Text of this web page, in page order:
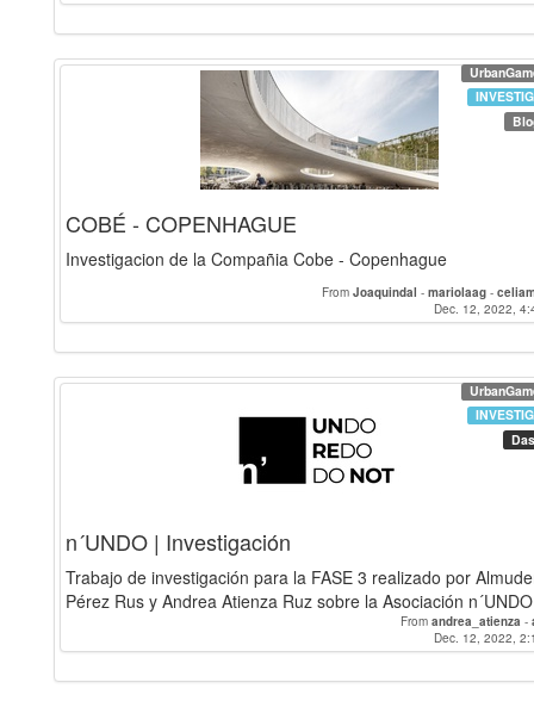
COBÉ - COPENHAGUE
Investigacion de la Compañia Cobe - Copenhague
From Joaquindal - mariolaag -
Dec. 12, 2022,
n´UNDO | Investigación
Trabajo de investigación para la FASE 3 realizado por
Pérez Rus y Andrea Atienza Ruz sobre la Asociación
From andrea_atienza -
Dec. 12, 2022,